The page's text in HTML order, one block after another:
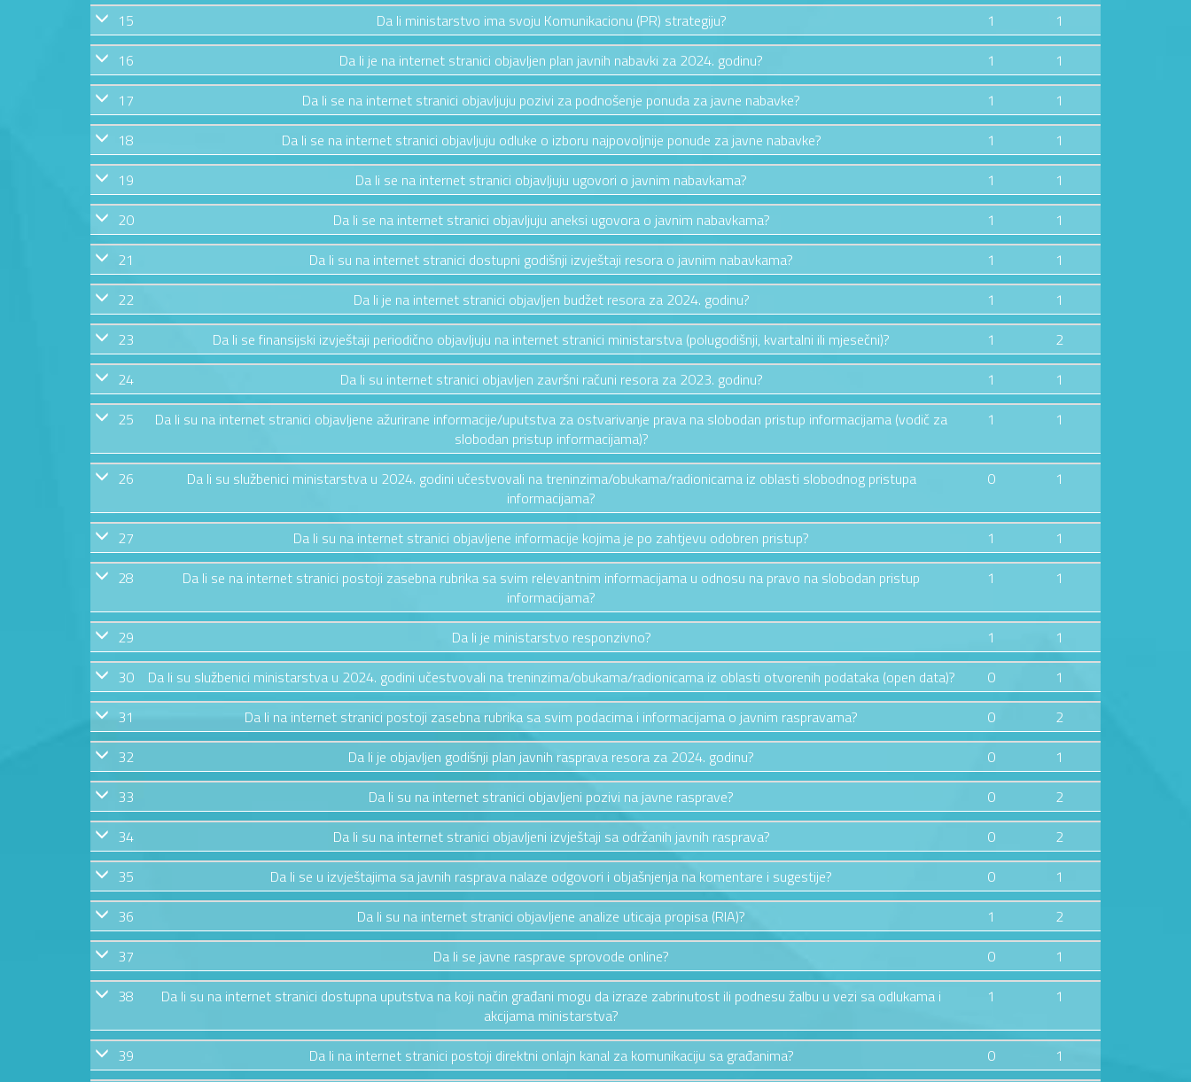
15
Da li ministarstvo ima svoju Komunikacionu (PR) strategiju? 1
1
16
Da li je na internet stranici objavljen plan javnih nabavki za 2024. godinu? 1
1
17
Da li se na internet stranici objavljuju pozivi za podnošenje ponuda za javne nabavke? 1
1
18
Da li se na internet stranici objavljuju odluke o izboru najpovoljnije ponude za javne nabavke? 1
1
19
Da li se na internet stranici objavljuju ugovori o javnim nabavkama? 1
1
20
Da li se na internet stranici objavljuju aneksi ugovora o javnim nabavkama? 1
1
21
Da li su na internet stranici dostupni godišnji izvještaji resora o javnim nabavkama? 1
1
22
Da li je na internet stranici objavljen budžet resora za 2024. godinu? 1
1
23
Da li se finansijski izvještaji periodično objavljuju na internet stranici ministarstva (polugodišnji, kvartalni ili mjesečni)? 1
2
24
Da li su internet stranici objavljen završni računi resora za 2023. godinu? 1
1
25
Da li su na internet stranici objavljene ažurirane informacije/uputstva za ostvarivanje prava na slobodan pristup informacijama (vodič za
slobodan pristup informacijama)?
1 1
26
Da li su službenici ministarstva u 2024. godini učestvovali na treninzima/obukama/radionicama iz oblasti slobodnog pristupa
informacijama?
0 1
27 Da li su na internet stranici objavljene informacije kojima je po zahtjevu odobren pristup? 1
1
28
Da li se na internet stranici postoji zasebna rubrika sa svim relevantnim informacijama u odnosu na pravo na slobodan pristup
informacijama?
1 1
29 Da li je ministarstvo responzivno? 1
1
30
Da li su službenici ministarstva u 2024. godini učestvovali na treninzima/obukama/radionicama iz oblasti otvorenih podataka (open data)? 0
1
31
Da li na internet stranici postoji zasebna rubrika sa svim podacima i informacijama o javnim raspravama? 0
2
32
Da li je objavljen godišnji plan javnih rasprava resora za 2024. godinu? 0
1
33
Da li su na internet stranici objavljeni pozivi na javne rasprave? 0
2
34
Da li su na internet stranici objavljeni izvještaji sa održanih javnih rasprava? 0
2
35
Da li se u izvještajima sa javnih rasprava nalaze odgovori i objašnjenja na komentare i sugestije? 0
1
36
Da li su na internet stranici objavljene analize uticaja propisa (RIA)? 1
2
37
Da li se javne rasprave sprovode online? 0
1
38
Da li su na internet stranici dostupna uputstva na koji način građani mogu da izraze zabrinutost ili podnesu žalbu u vezi sa odlukama i
akcijama ministarstva?
1 1
39 Da li na internet stranici postoji direktni onlajn kanal za komunikaciju sa građanima? 0
1